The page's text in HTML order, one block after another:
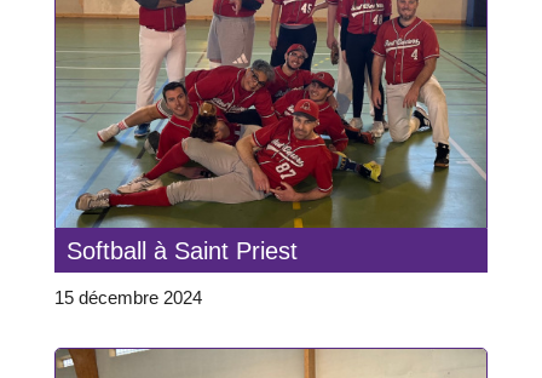
Softball à Saint Priest
15 décembre 2024